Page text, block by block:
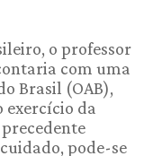
o professor
com uma
Brasil (OAB),
exercício da
pode-se